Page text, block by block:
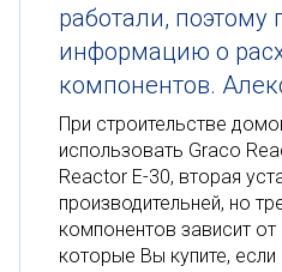
работали, поэтому
информацию о
компонентов.
При строительстве
использовать Graco
Reactor E-30, вторая
производительней, но
компонентов зависит
которые Вы купите,